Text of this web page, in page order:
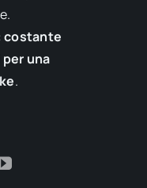
costante
una
.